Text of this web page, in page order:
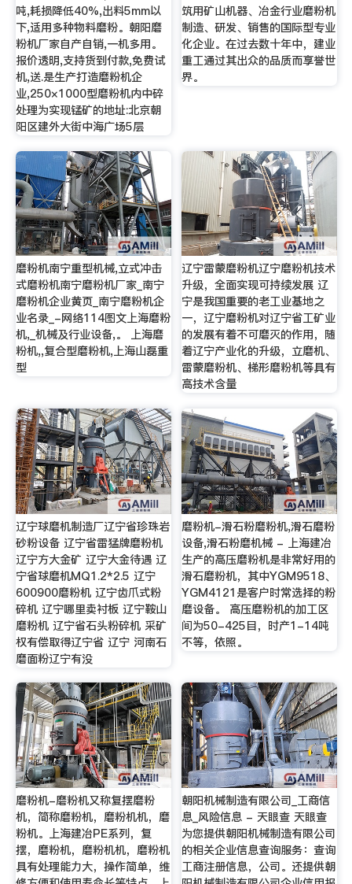
吨,耗损降低40%,出料5mm以
下,适用多种物料磨粉。朝阳磨
粉机厂家自产自销,一机多用。
报价透明,支持货到付款,免费试
机,送.是生产打造磨粉机企
业,250×1000型磨粉机内中碎
处理为实现锰矿的地址:北京朝
阳区建外大街中海广场5层
筑用矿山机器、冶金行业磨粉机
制造、研发、销售的国际型专业
化企业。在过去数十年中，建业
重工通过其出众的品质而享誉世
界。
磨粉机南宁重型机械,立式冲击
式磨粉机南宁磨粉机厂家_南宁
磨粉机企业黄页_南宁磨粉机企
业名录_-网络114图文上海磨粉
机,_机械及行业设备,。 上海磨
粉机,,复合型磨粉机,上海山磊重
型
辽宁雷蒙磨粉机辽宁磨粉机技术
升级，全面实现可持续发展 辽
宁是我国重要的老工业基地之
一，辽宁磨粉机对辽宁省工矿业
的发展有着不可磨灭的作用，随
着辽宁产业化的升级，立磨机、
雷蒙磨粉机、梯形磨粉机等具有
高技术含量
辽宁球磨机制造厂辽宁省珍珠岩
砂粉设备 辽宁省雷猛牌磨粉机
辽宁方大金矿 辽宁大金待遇 辽
宁省球磨机MQ1.2*2.5 辽宁
600900磨粉机 辽宁齿爪式粉
碎机 辽宁哪里卖衬板 辽宁鞍山
磨粉机 辽宁省石头粉碎机 采矿
权有偿取得辽宁省 辽宁 河南石
磨面粉辽宁有没
磨粉机-滑石粉磨粉机,滑石磨粉
设备,滑石粉磨机械 - 上海建冶
生产的高压磨粉机是非常好用的
滑石磨粉机，其中YGM9518、
YGM4121是客户时常选择的粉
磨设备。 高压磨粉机的加工区
间为50-425目，时产1-14吨
不等，依照。
磨粉机-磨粉机又称复摆磨粉
机，简称磨粉机，磨粉机机，磨
粉机。上海建冶PE系列，复
摆，磨粉机，磨粉机机，磨粉机
具有处理能力大，操作简单，维
朝阳机械制造有限公司_工商信
息_风险信息 - 天眼查 天眼查
为您提供朝阳机械制造有限公司
的相关企业信息查询服务：查询
工商注册信息，公司。还提供朝